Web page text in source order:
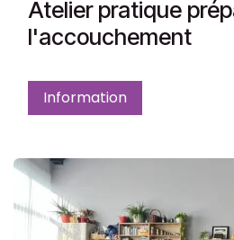
Atelier pratique
l'accouchement
Information